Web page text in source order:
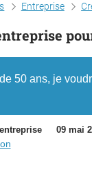
Entreprise
50 ans, je
09 mai